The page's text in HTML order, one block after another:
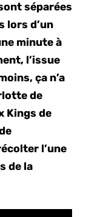
séparées
lors d’un
minute à
l’issue
ça n’a
de
Kings de
l’une
de la